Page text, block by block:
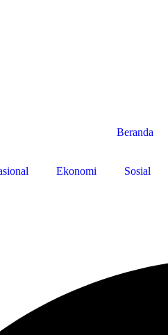
Beranda
Ekonomi Sosial